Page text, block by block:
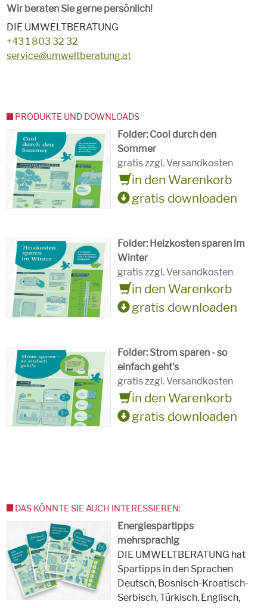
Wir beraten Sie gerne persönlich!
DIE UMWELTBERATUNG
+43 1 803 32 32
service@umweltberatung.at
PRODUKTE UND DOWNLOADS
Folder: Cool durch den
Sommer
gratis zzgl. Versandkosten
in den Warenkorb
gratis downloaden
Folder: Heizkosten sparen im
Winter
gratis zzgl. Versandkosten
in den Warenkorb
gratis downloaden
Folder: Strom sparen - so
einfach geht's
gratis zzgl. Versandkosten
in den Warenkorb
gratis downloaden
DAS KÖNNTE SIE AUCH INTERESSIEREN:
Energiespartipps
mehrsprachig
DIE UMWELTBERATUNG hat
Spartipps in den Sprachen
Deutsch, Bosnisch-Kroatisch-
Serbisch, Türkisch, Englisch,